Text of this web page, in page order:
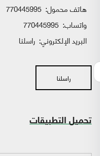
هاتف محمول: 770445995
واتساب:
البريد الإلكتروني: راسلنا
راسلنا
تحميل التطبيقات